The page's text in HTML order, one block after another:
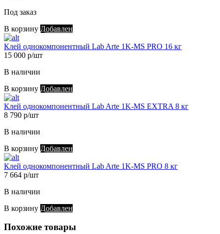
Под заказ
В корзину Добавлен
Клей однокомпонентный Lab Arte 1K-MS PRO 16 кг
15 000 р/шт
В наличии
В корзину Добавлен
Клей однокомпонентный Lab Arte 1K-MS EXTRA 8 кг
8 790 р/шт
В наличии
В корзину Добавлен
Клей однокомпонентный Lab Arte 1K-MS PRO 8 кг
7 664 р/шт
В наличии
В корзину Добавлен
Похожие товары